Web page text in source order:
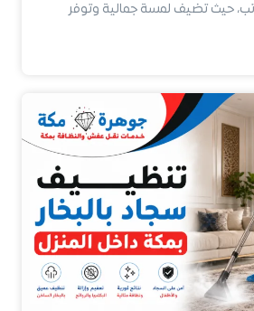
حيث تضيف لمسة جمالية وتوفر